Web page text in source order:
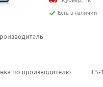
по производителю
Есть в наличии